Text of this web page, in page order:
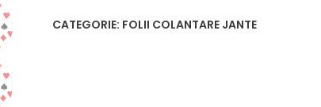
CATEGORIE: FOLII COLANTARE JANTE